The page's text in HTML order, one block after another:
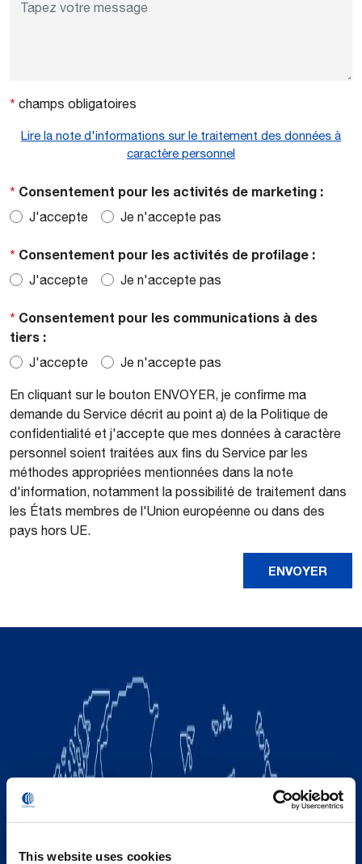
This website uses cookies
* champs obligatoires
Lire la note d'informations sur le traitement des données à
caractère personnel
* Consentement pour les activités de marketing :
J'accepte Je n'accepte pas
* Consentement pour les activités de profilage :
J'accepte Je n'accepte pas
* Consentement pour les communications à des
tiers :
J'accepte Je n'accepte pas
En cliquant sur le bouton ENVOYER, je confirme ma
demande du Service décrit au point a) de la Politique de
confidentialité et j'accepte que mes données à caractère
personnel soient traitées aux fins du Service par les
méthodes appropriées mentionnées dans la note
d'information, notamment la possibilité de traitement dans
les États membres de l'Union européenne ou dans des
pays hors UE.